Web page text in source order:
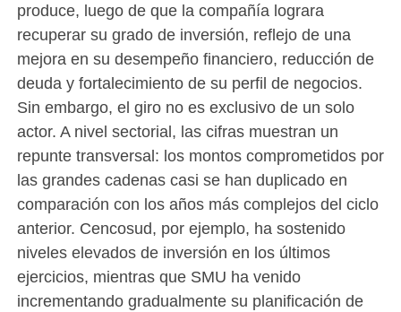
produce, luego de que la compañía lograra
recuperar su grado de inversión, reflejo de una
mejora en su desempeño financiero, reducción de
deuda y fortalecimiento de su perfil de negocios.
Sin embargo, el giro no es exclusivo de un solo
actor. A nivel sectorial, las cifras muestran un
repunte transversal: los montos comprometidos por
las grandes cadenas casi se han duplicado en
comparación con los años más complejos del ciclo
anterior. Cencosud, por ejemplo, ha sostenido
niveles elevados de inversión en los últimos
ejercicios, mientras que SMU ha venido
incrementando gradualmente su planificación de